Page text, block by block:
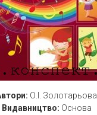
О.І. Золотарьова
Видавництво: Основа